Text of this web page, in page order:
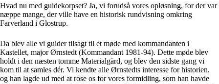
Hvad nu med guidekorpset? Ja, vi forudså vores opløsning, for der var
næppe mange, der ville have en historisk rundvisning omkring
Farverland i Glostrup.
Da blev alle vi guider tilsagt til et møde med kommandanten i
Kastellet, major Ørnstedt (Kommandant 1981-94). Dette møde blev
holdt i den næsten tomme Materialgård, og blev den sidste gang vi
kom til at samles dér. Vi kendte alle Ørnstedts interesse for historien,
og han lagde ud med at rose os for vores formidling, som han havde